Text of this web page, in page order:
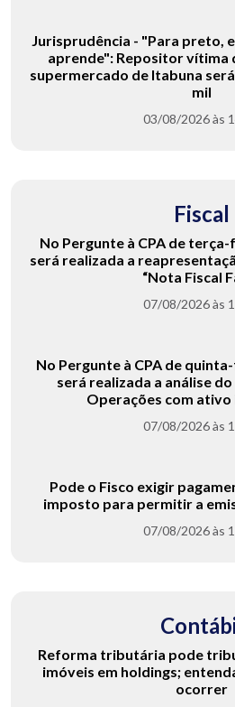
Jurisprudência - "Para preto,
aprende": Repositor vítima
supermercado de Itabuna
mil
03/08/2026 às
Fiscal
No Pergunte à CPA de
será realizada a
“Nota Fiscal
07/08/2026 às
No Pergunte à CPA de
será realizada a análise
Operações com
07/08/2026 às
Pode o Fisco exigir
imposto para permitir a
07/08/2026 às
Reforma tributária pode
imóveis em holdings;
ocorrer